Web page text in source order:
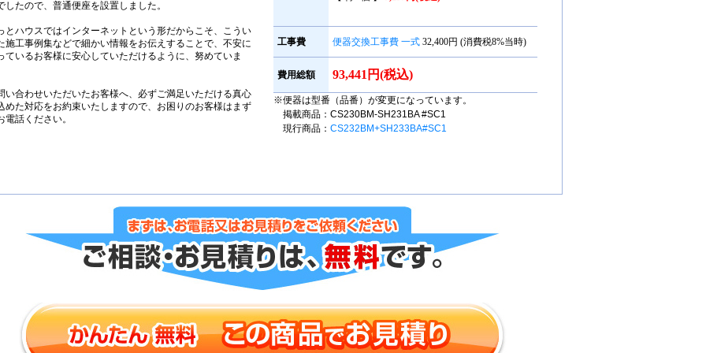
したので、普通便座を設置しました。
とハウスではインターネットという形だからこそ、こうい
施工事例集などで細かい情報をお伝えすることで、不安に
ているお客様に安心していただけるように、努めていま
い合わせいただいたお客様へ、必ずご満足いただける真心
めた対応をお約束いたしますので、お困りのお客様はまず
電話ください。
工事費 便器交換工事費 一式 32,400円 (消費税8%当時)
費用総額 93,441円(税込)
※便器は型番（品番）が変更になっています。
掲載商品：CS230BM-SH231BA #SC1
現行商品： CS232BM+SH233BA#SC1